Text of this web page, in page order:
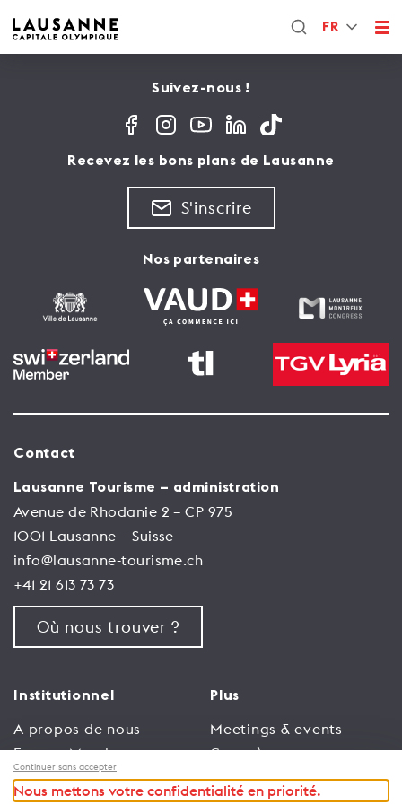
FR
Suivez-nous !
Recevez les bons plans de Lausanne
S'inscrire
Nos partenaires
Contact
Lausanne Tourisme – administration
Avenue de Rhodanie 2 – CP 975
1001 Lausanne – Suisse
info@lausanne-tourisme.ch
+41 21 613 73 73
Où nous trouver ?
Institutionnel
A propos de nous
Espace Membres
Emploi
Plus
Meetings & events
Congrès
Trade
Continuer sans accepter
Nous mettons votre confidentialité en priorité.